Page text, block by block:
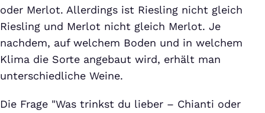
oder Merlot. Allerdings ist Riesling nicht gleich
Riesling und Merlot nicht gleich Merlot. Je
nachdem, auf welchem Boden und in welchem
Klima die Sorte angebaut wird, erhält man
unterschiedliche Weine.
Die Frage "Was trinkst du lieber – Chianti oder